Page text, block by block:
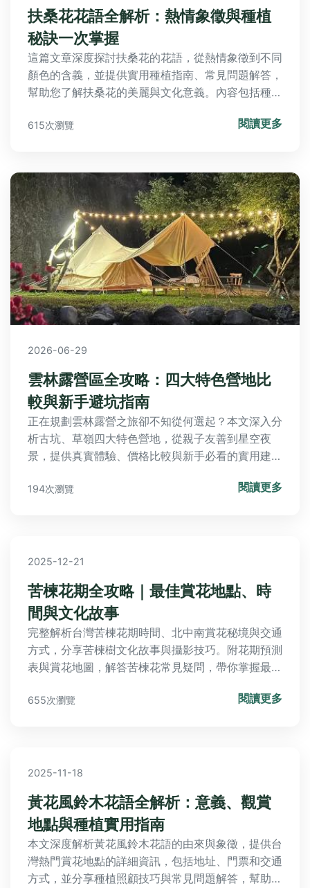
扶桑花花語全解析：熱情象徵與種植
秘訣一次掌握
這篇文章深度探討扶桑花的花語，從熱情象徵到不同
顏色的含義，並提供實用種植指南、常見問題解答，
幫助您了解扶桑花的美麗與文化意義。內容包括種植
花愛好者。
615次瀏覽 閱讀更多
2026-06-29
雲林露營區全攻略：四大特色營地比
較與新手避坑指南
正在規劃雲林露營之旅卻不知從何選起？本文深入分
析古坑、草嶺四大特色營地，從親子友善到星空夜
景，提供真實體驗、價格比較與新手必看的實用建
194次瀏覽 閱讀更多
2025-12-21
苦楝花期全攻略｜最佳賞花地點、時
間與文化故事
完整解析台灣苦楝花期時間、北中南賞花秘境與交通
方式，分享苦楝樹文化故事與攝影技巧。附花期預測
表與賞花地圖，解答苦楝花常見疑問，帶你掌握最佳
655次瀏覽 閱讀更多
2025-11-18
黃花風鈴木花語全解析：意義、觀賞
地點與種植實用指南
本文深度解析黃花風鈴木花語的由來與象徵，提供台
灣熱門賞花地點的詳細資訊，包括地址、門票和交通
方式，並分享種植照顧技巧與常見問題解答，幫助您